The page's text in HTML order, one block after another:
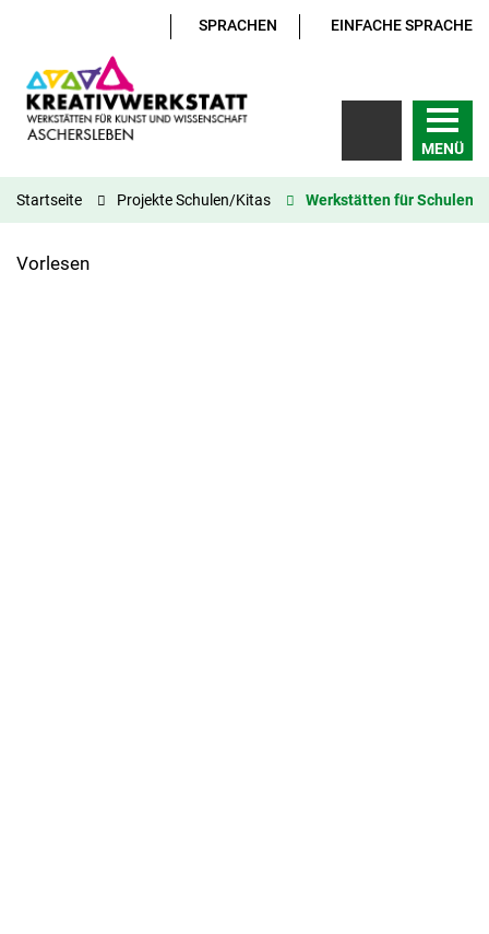
SPRACHEN EINFACHE SPRACHE
MENÜ
Startseite Projekte Schulen/Kitas Werkstätten für Schulen
Vorlesen